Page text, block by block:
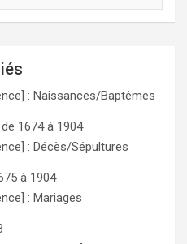
: Naissances/Baptêmes
1674 à 1904
: Décès/Sépultures
à 1904
: Mariages